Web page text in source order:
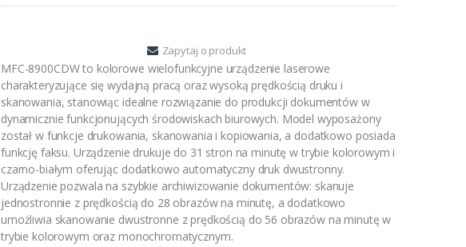
Zapytaj o produkt
MFC-8900CDW to kolorowe wielofunkcyjne urządzenie laserowe
charakteryzujące się wydajną pracą oraz wysoką prędkością druku i
skanowania, stanowiąc idealne rozwiązanie do produkcji dokumentów w
dynamicznie funkcjonujących środowiskach biurowych. Model wyposażony
został w funkcje drukowania, skanowania i kopiowania, a dodatkowo posiada
funkcję faksu. Urządzenie drukuje do 31 stron na minutę w trybie kolorowym i
czarno-białym oferując dodatkowo automatyczny druk dwustronny.
Urządzenie pozwala na szybkie archiwizowanie dokumentów: skanuje
jednostronnie z prędkością do 28 obrazów na minutę, a dodatkowo
umożliwia skanowanie dwustronne z prędkością do 56 obrazów na minutę w
trybie kolorowym oraz monochromatycznym.